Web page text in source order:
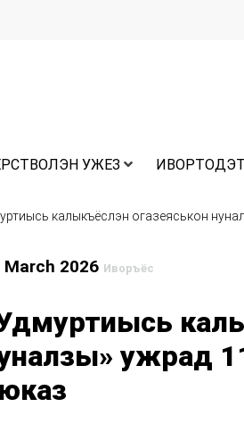
УЖЕЗ
калыкъёслэн огазеяськон
March 2026 Иворъёс
ужрад